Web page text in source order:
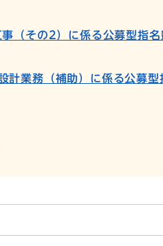
（その2）に係る公募型指名
計業務（補助）に係る公募型